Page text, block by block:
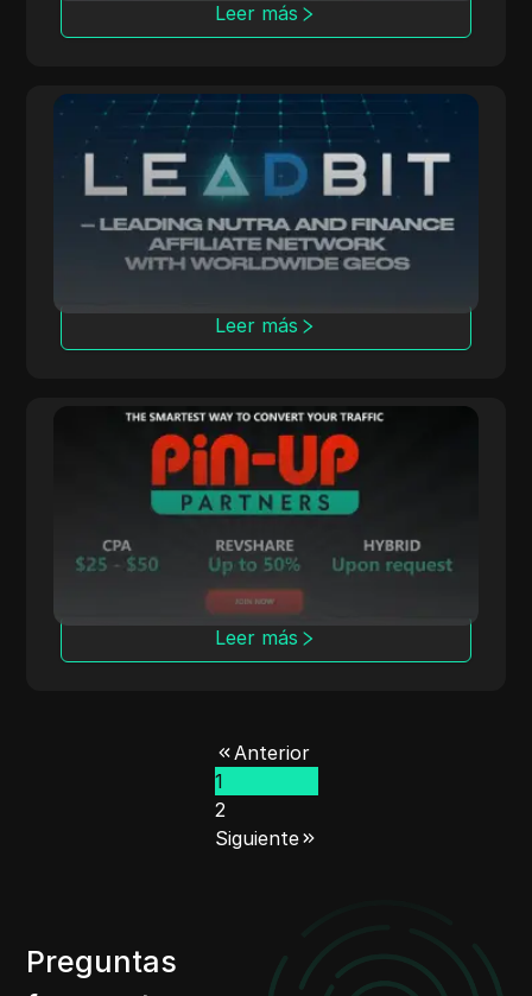
Leer más
Leadbit
LeadBit conecta a anunciantes y editores a
nivel mundial, ofreciendo campañas CPA y
CPL con seguimiento en tiempo real.
Leer más
Pin-up.Partners
Pin-up.Partners ofrece modelos CPA y
híbridos competitivos para la conversión de
tráfico de juegos de azar.
Leer más
Anterior
1
2
Siguiente
Preguntas